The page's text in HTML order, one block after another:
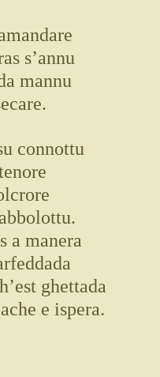
s’annu
mannu
connottu
a manera
ghettada
e ispera.